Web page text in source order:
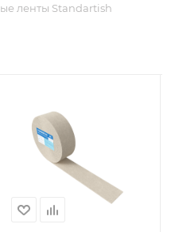
ленты Standartish